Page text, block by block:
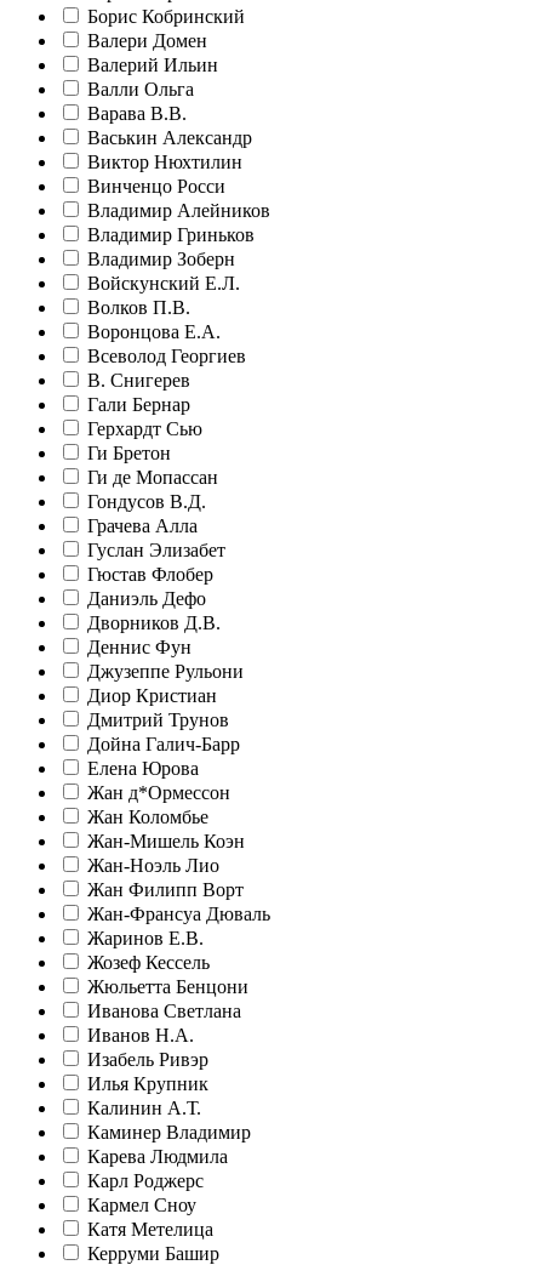
Борис Кобринский
Валери Домен
Валерий Ильин
Валли Ольга
Варава В.В.
Васькин Александр
Виктор Нюхтилин
Винченцо Росси
Владимир Алейников
Владимир Гриньков
Владимир Зоберн
Войскунский Е.Л.
Волков П.В.
Воронцова Е.А.
Всеволод Георгиев
В. Снигерев
Гали Бернар
Герхардт Сью
Ги Бретон
Ги де Мопассан
Гондусов В.Д.
Грачева Алла
Гуслан Элизабет
Гюстав Флобер
Даниэль Дефо
Дворников Д.В.
Деннис Фун
Джузеппе Рульони
Диор Кристиан
Дмитрий Трунов
Дойна Галич-Барр
Елена Юрова
Жан д*Ормессон
Жан Коломбье
Жан-Мишель Коэн
Жан-Ноэль Лио
Жан Филипп Ворт
Жан-Франсуа Дюваль
Жаринов Е.В.
Жозеф Кессель
Жюльетта Бенцони
Иванова Светлана
Иванов Н.А.
Изабель Ривэр
Илья Крупник
Калинин А.Т.
Каминер Владимир
Карева Людмила
Карл Роджерс
Кармел Сноу
Катя Метелица
Керруми Башир